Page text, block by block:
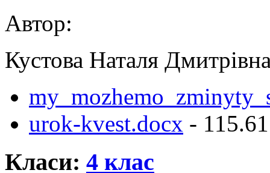
Автор:
Кустова Наталя
urok-kvest.docx -
Класи: 4 клас